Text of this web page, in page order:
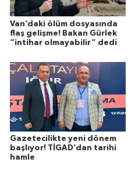
Van’daki ölüm dosyasında
flaş gelişme! Bakan Gürlek
“intihar olmayabilir” dedi
Gazetecilikte yeni dönem
başlıyor! TİGAD’dan tarihi
hamle